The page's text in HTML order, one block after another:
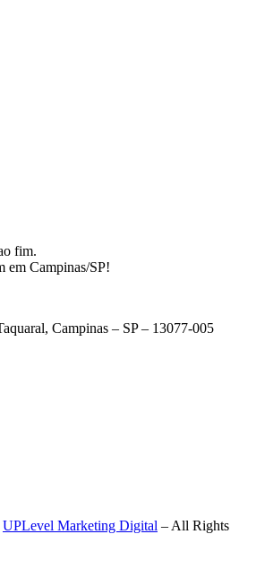
fim.
em Campinas/SP!
Campinas – SP – 13077-005
UPLevel Marketing Digital – All Rights